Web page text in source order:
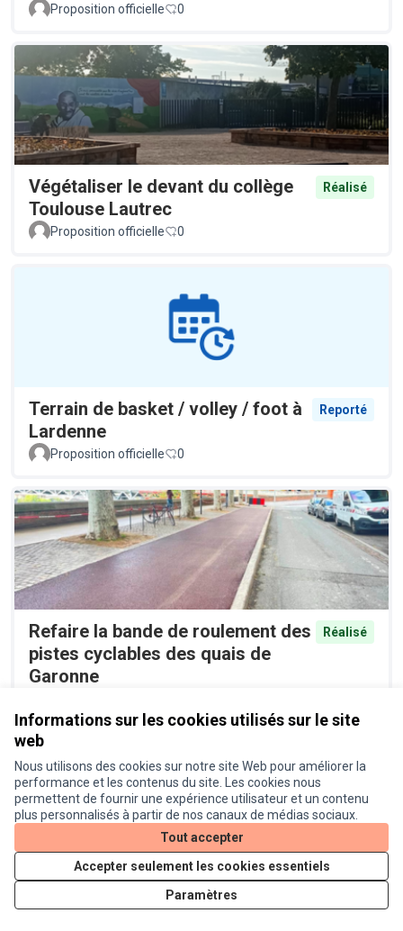
Informations sur les cookies utilisés sur le site
web
Nous utilisons des cookies sur notre site Web pour améliorer la
performance et les contenus du site. Les cookies nous
permettent de fournir une expérience utilisateur et un contenu
plus personnalisés à partir de nos canaux de médias sociaux.
Tout accepter
Accepter seulement les cookies essentiels
Paramètres
Proposition officielle
0
Végétaliser le devant du collège
Toulouse Lautrec
Réalisé
Proposition officielle 0
Terrain de basket / volley / foot à
Lardenne
Reporté
Proposition officielle 0
Refaire la bande de roulement des
pistes cyclables des quais de
Garonne
Réalisé
Végétalisation massive rue
Reporté